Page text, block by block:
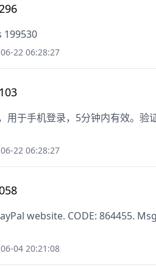
199530
22 06:28:27
用于手机登录，5分钟内有效。
22 06:28:27
website. CODE: 864455.
04 20:21:08